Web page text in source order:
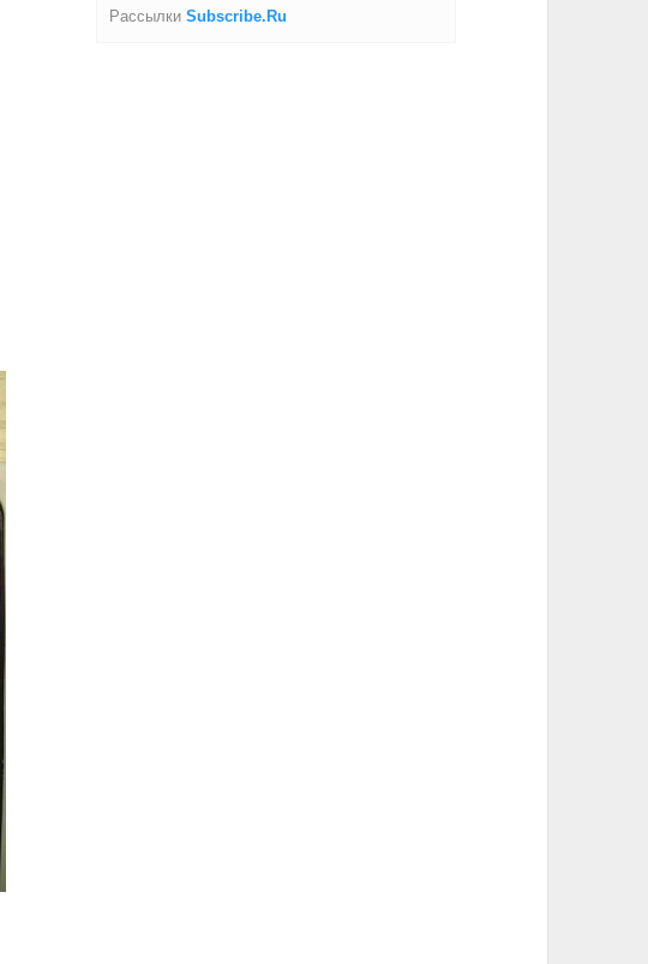
РассылкиSubscribe.Ru